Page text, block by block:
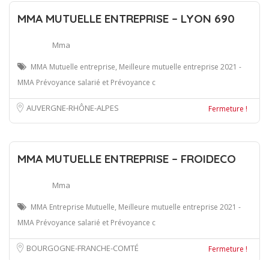
MMA MUTUELLE ENTREPRISE – LYON 690
Mma
MMA Mutuelle entreprise, Meilleure mutuelle entreprise 2021 -
MMA Prévoyance salarié et Prévoyance c
AUVERGNE-RHÔNE-ALPES Fermeture !
MMA MUTUELLE ENTREPRISE – FROIDECO
Mma
MMA Entreprise Mutuelle, Meilleure mutuelle entreprise 2021 -
MMA Prévoyance salarié et Prévoyance c
BOURGOGNE-FRANCHE-COMTÉ Fermeture !